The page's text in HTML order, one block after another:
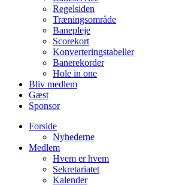
Regelsiden
Træningsområde
Banepleje
Scorekort
Konverteringstabeller
Banerekorder
Hole in one
Bliv medlem
Gæst
Sponsor
Forside
Nyhederne
Medlem
Hvem er hvem
Sekretariatet
Kalender